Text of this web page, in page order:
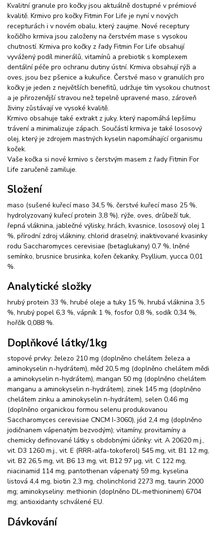
Kvalitní granule pro kočky jsou aktuálně dostupné v prémiové
kvalitě. Krmivo pro kočky Fitmin For Life je nyní v nových
recepturách i v novém obalu, který zaujme. Nové receptury
kočičího krmiva jsou založeny na čerstvém mase s vysokou
chutností. Krmiva pro kočky z řady Fitmin For Life obsahují
vyvážený podíl minerálů, vitamínů a prebiotik s komplexem
dentální péče pro ochranu dutiny ústní. Krmiva obsahují rýži a
oves, jsou bez pšenice a kukuřice. Čerstvé maso v granulích pro
kočky je jeden z největších benefitů, udržuje tím vysokou chutnost
a je přirozenější stravou než tepelně upravené maso, zároveň
živiny zůstávají ve vysoké kvalitě.
Krmivo obsahuje také extrakt z juky, který napomáhá lepšímu
trávení a minimalizuje zápach. Součástí krmiva je také lososový
olej, který je zdrojem mastných kyselin napomáhající organismu
koček.
Vaše kočka si nové krmivo s čerstvým masem z řady Fitmin For
Life zaručeně zamiluje.
Složení
maso (sušené kuřecí maso 34,5 %, čerstvé kuřecí maso 25 %,
hydrolyzovaný kuřecí protein 3,8 %), rýže, oves, drůbeží tuk,
řepná vláknina, jablečné výlisky, hrách, kvasnice, lososový olej 1
%, přírodní zdroj vlákniny, chlorid draselný, inaktivované kvasinky
rodu Saccharomyces cerevisiae (betaglukany) 0,7 %, lněné
semínko, brusnice brusinka, kořen čekanky, Psyllium, yucca 0,01
%.
Analytické složky
hrubý protein 33 %, hrubé oleje a tuky 15 %, hrubá vláknina 3,5
%, hrubý popel 6,3 %, vápník 1 %, fosfor 0,8 %, sodík 0,34 %,
hořčík 0,088 %.
Doplňkové látky/1kg
stopové prvky: železo 210 mg (doplněno chelátem železa a
aminokyselin n-hydrátem), měď 20,5 mg (doplněno chelátem mědi
a aminokyselin n-hydrátem), mangan 50 mg (doplněno chelátem
manganu a aminokyselin n-hydrátem), zinek 145 mg (doplněno
chelátem zinku a aminokyselin n-hydrátem), selen 0,46 mg
(doplněno organickou formou selenu produkovanou
Saccharomyces cerevisiae CNCM I-3060), jód 2,4 mg (doplněno
jodičnanem vápenatým bezvodým); vitamíny, provitamíny a
chemicky definované látky s obdobnými účinky: vit. A 20620 m.j.,
vit. D3 1260 m.j., vit. E (RRR-alfa-tokoferol) 545 mg, vit. B1 12 mg,
vit. B2 26,5 mg, vit. B6 13 mg, vit. B12 97 µg, vit. C 122 mg,
niacinamid 114 mg, pantothenan vápenatý 59 mg, kyselina
listová 4,4 mg, biotin 2,3 mg, cholinchlorid 2273 mg, taurin 2000
mg; aminokyseliny: methionin (doplněno DL-methioninem) 6704
mg; antioxidanty schválené EU.
Dávkování